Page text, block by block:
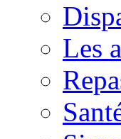
Les